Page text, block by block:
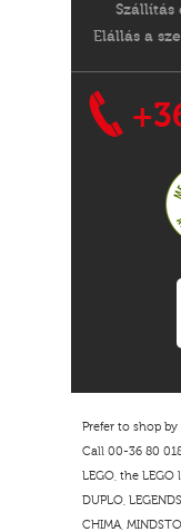
Szállítás
Elállás a
Prefer to shop by
Call 00-36 80
LEGO, the LEGO
DUPLO,
CHIMA,